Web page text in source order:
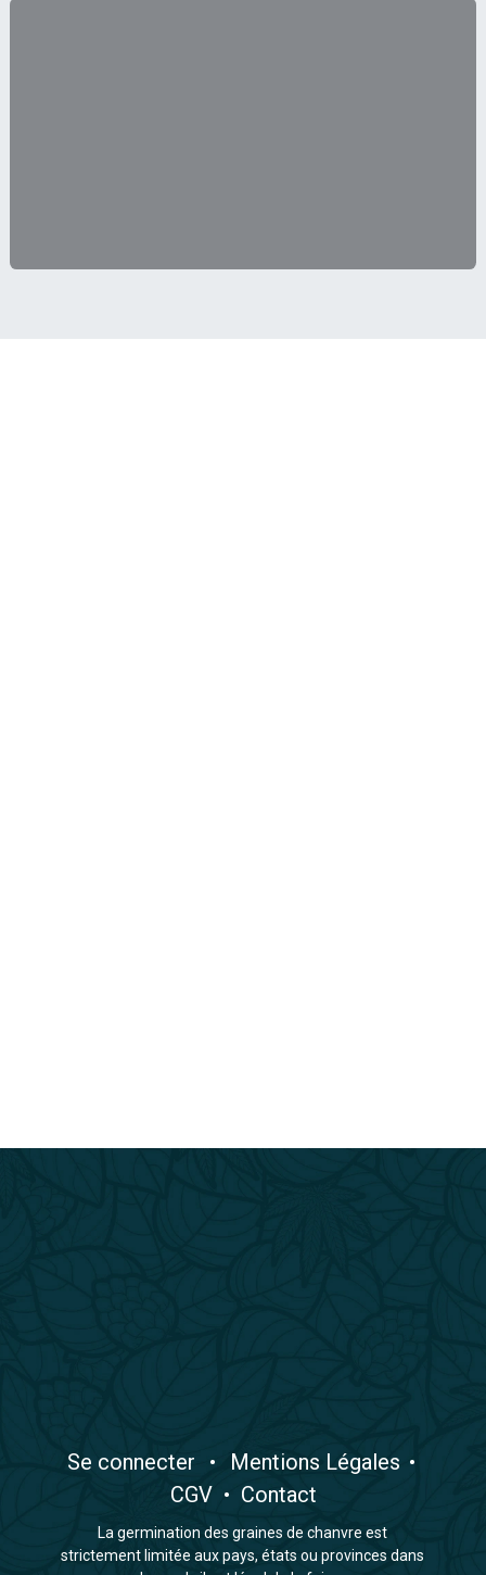
​Se connecter • ​Mentions Légales •
CGV• Contact
La germination des graines de chanvre est
strictement limitée aux pays, états ou provinces dans